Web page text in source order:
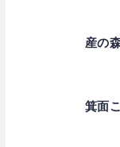
産の
箕面